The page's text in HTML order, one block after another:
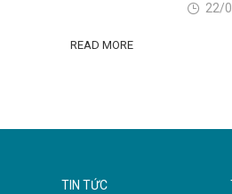
22/
READ MORE
TIN TỨC